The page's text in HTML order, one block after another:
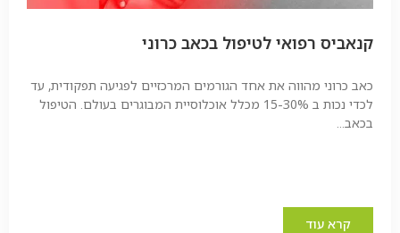
קנאביס רפואי לטיפול בכאב כרוני
כאב כרוני מהווה את אחד הגורמים המרכזיים לפגיעה תפקודית, עד
לכדי נכות ב 15-30% מכלל אוכלוסיית המבוגרים בעולם. הטיפול
בכאב...
קרא עוד